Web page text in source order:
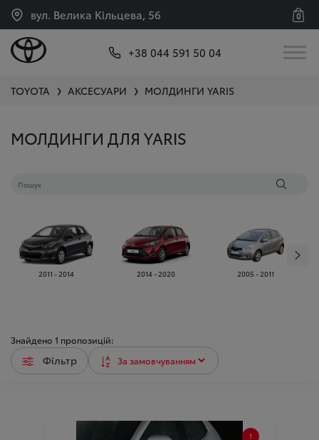
вул. Велика Кільцева, 56 0
+38 044 591 50 04
TOYOTA ❯ АКСЕСУАРИ ❯ МОЛДИНГИ YARIS
МОЛДИНГИ ДЛЯ YARIS
2011 - 2014 2014 - 2020 2005 - 2011
Знайдено 1 пропозицій:
Фільтр